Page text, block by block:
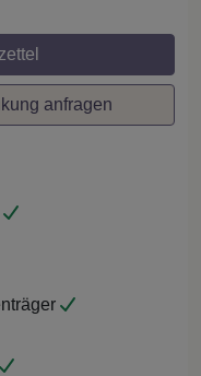
anfragen